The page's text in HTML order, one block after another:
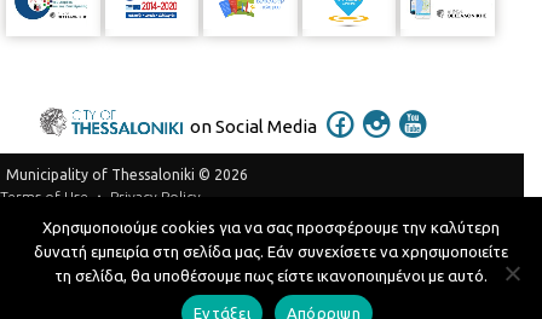
on Social Media
Municipality of Thessaloniki © 2026
Terms of Use
Privacy Policy
Telephone Catalog
Developed byMyCompany Projects
Χρησιμοποιούμε cookies για να σας προσφέρουμε την καλύτερη
δυνατή εμπειρία στη σελίδα μας. Εάν συνεχίσετε να χρησιμοποιείτε
τη σελίδα, θα υποθέσουμε πως είστε ικανοποιημένοι με αυτό.
Εντάξει Απόρριψη